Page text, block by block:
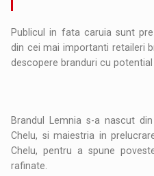
Publicul in fata caruia sunt
din cei mai importanti retaileri
descopere branduri cu
Brandul Lemnia s-a nascut
Chelu, si maiestria in
Chelu, pentru a spune
rafinate.